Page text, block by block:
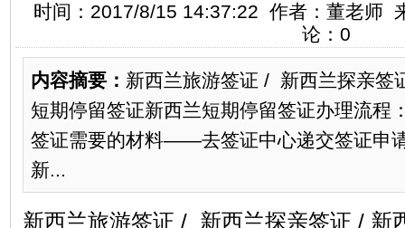
时间：2017/8/15 14:37:22 作者：董老师
论：0
内容摘要： 新西兰旅游签证 / 新西兰探亲签
短期停留签证新西兰短期停留签证办理流
签证需要的材料——去签证中心递交签证申
新...
新西兰旅游签证 / 新西兰探亲签证 / 新